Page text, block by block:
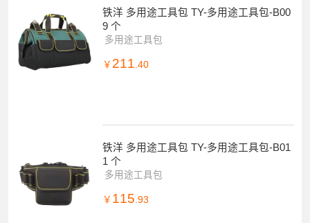
铁洋 多用途工具包 TY-多用途工具包-B00
9 个
多用途工具包
￥ 211 .40
铁洋 多用途工具包 TY-多用途工具包-B01
1 个
多用途工具包
￥ 115.93